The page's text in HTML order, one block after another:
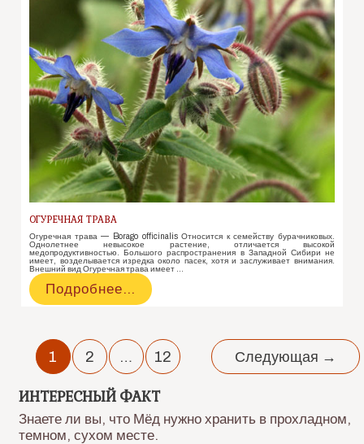
ОГУРЕЧНАЯ ТРАВА
Огуречная трава — Borago officinalis Относится к семейству бурачниковых.
Однолетнее невысокое растение, отличается высокой
медопродуктивностью. Большого распространения в Западной Сибири не
имеет, возделывается изредка около пасек, хотя и заслуживает внимания.
Внешний вид Огуречная трава имеет …
Огуречная
трава
Подробнее…
Навигация
1 2 … 12 Следующая →
ИНТЕРЕСНЫЙ ФАКТ
Знаете ли вы, что Мёд нужно хранить в прохладном,
темном, сухом месте.